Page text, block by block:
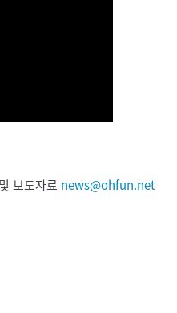
보도자료 news@ohfun.net